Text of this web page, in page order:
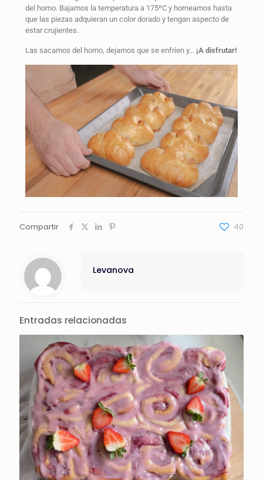
del horno. Bajamos la temperatura a 175ºC y horneamos hasta
que las piezas adquieran un color dorado y tengan aspecto de
estar crujientes.
Las sacamos del horno, dejamos que se enfríen y… ¡A disfrutar!
Compartir 40
Levanova
Entradas relacionadas